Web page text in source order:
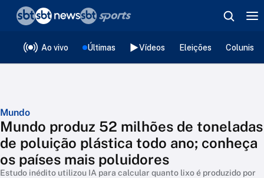
Ao vivo Últimas Vídeos Eleições
Mundo
Mundo produz 52 milhões de toneladas
de poluição plástica todo ano; conheça
os países mais poluidores
Estudo inédito utilizou IA para calcular quanto lixo é produzido por
❮voltar
Editorias